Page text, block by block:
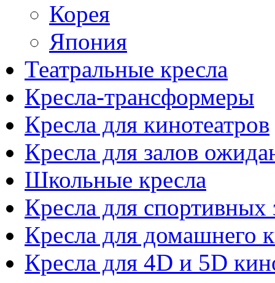
Корея
Япония
Театральные кресла
Кресла-трансформеры
Кресла для кинотеатров
Кресла для залов
Школьные кресла
Кресла для спортивных
Кресла для домашнего
Кресла для 4D и 5D